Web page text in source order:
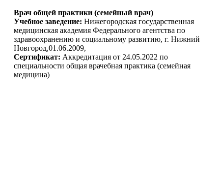
Врач общей практики (семейный врач)
Учебное заведение: Нижегородская государственная
медицинская академия Федерального агентства по
здравоохранению и социальному развитию, г. Нижний
Новгород,01.06.2009,
Сертификат: Аккредитация от 24.05.2022 по
специальности общая врачебная практика (семейная
медицина)